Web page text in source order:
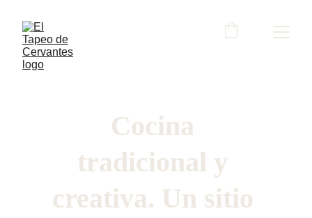
Cocina
tradicional y
creativa. Un sitio